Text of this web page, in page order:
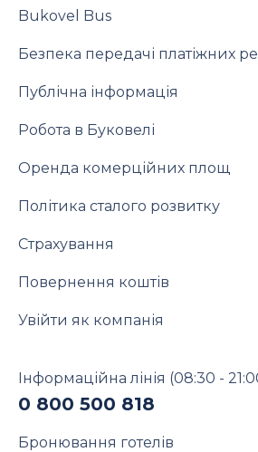
Bukovel Bus
Безпека передачі платіжних
Публічна інформація
Робота в Буковелі
Оренда комерційних площ
Політика сталого розвитку
Страхування
Повернення коштів
Увійти як компанія
Інформаційна лінія (08:30 -
0 800 500 818
Бронювання готелів